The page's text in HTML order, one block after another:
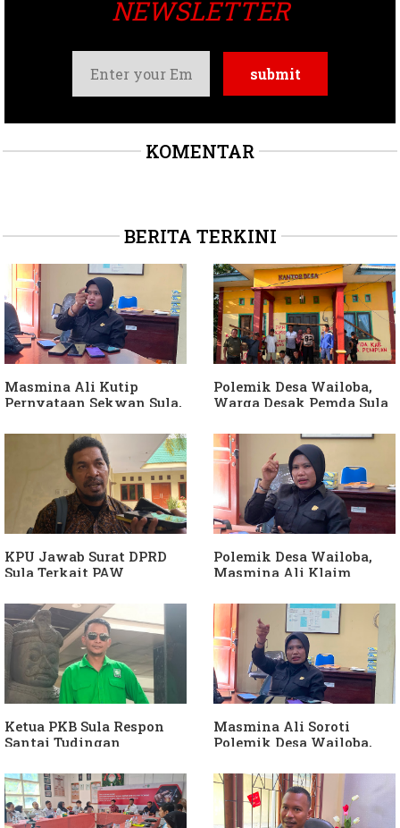
NEWSLETTER
KOMENTAR
BERITA TERKINI
Masmina Ali Kutip
Pernyataan Sekwan Sula,
Diduga Jadikan
Keponakan "ATM
Berjalan"
Polemik Desa Wailoba,
Warga Desak Pemda Sula
APH Usut Dugaan
Penyimpangan Dana Desa
KPU Jawab Surat DPRD
Sula Terkait PAW
Hanura
Polemik Desa Wailoba,
Masmina Ali Klaim
Keterlibatan Ketua PKB
Sula
Ketua PKB Sula Respon
Santai Tudingan
Dia Kangen Saya
Masmina Ali Soroti
Polemik Desa Wailoba,
Keterlibatan Ketua PKB
Sula